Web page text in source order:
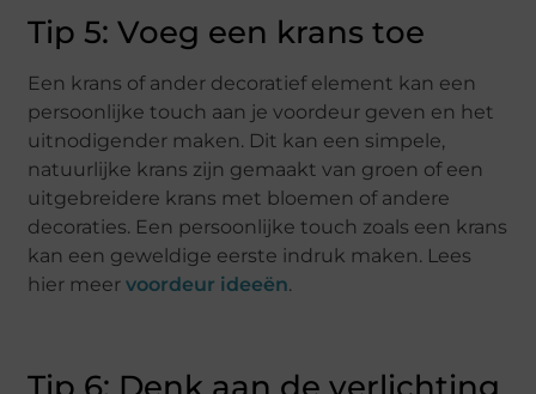
Tip 5: Voeg een krans toe
Een krans of ander decoratief element kan een
persoonlijke touch aan je voordeur geven en het
uitnodigender maken. Dit kan een simpele,
natuurlijke krans zijn gemaakt van groen of een
uitgebreidere krans met bloemen of andere
decoraties. Een persoonlijke touch zoals een krans
kan een geweldige eerste indruk maken. Lees
hier meervoordeur ideeën.